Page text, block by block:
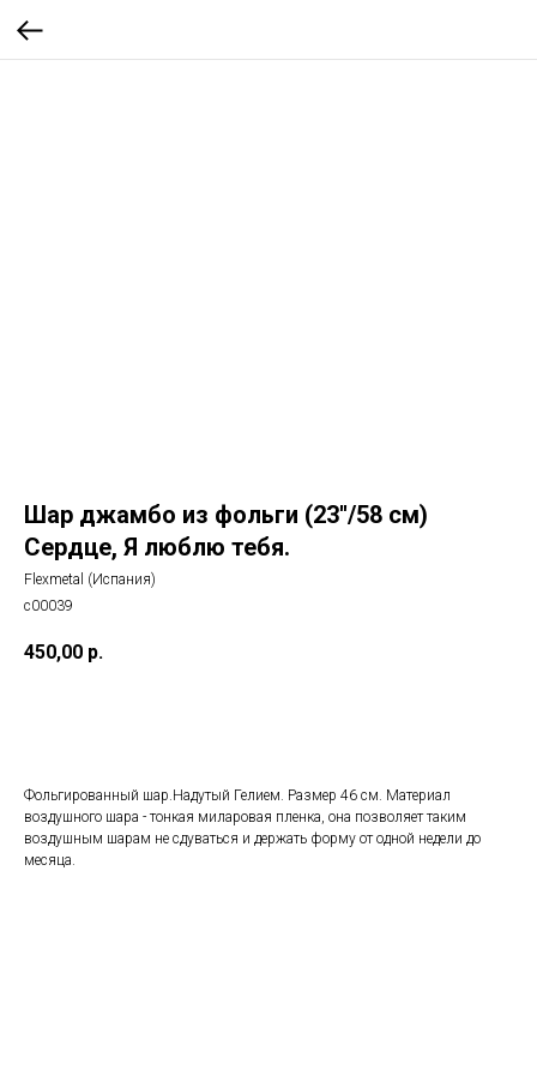
Шар джамбо из фольги (23''/58 см)
Сердце, Я люблю тебя.
Flexmetal (Испания)
с00039
450,00 р.
Фольгированный шар.Надутый Гелием. Размер 46 см. Материал
воздушного шара - тонкая миларовая пленка, она позволяет таким
воздушным шарам не сдуваться и держать форму от одной недели до
месяца.